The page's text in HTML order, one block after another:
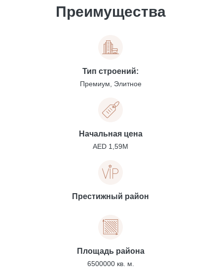
Преимущества
Тип строений:
Премиум, Элитное
Начальная цена
AED 1,59M
Престижный район
Площадь района
6500000 кв. м.